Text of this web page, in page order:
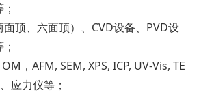
顶、六面顶）、CVD设备、PVD设
，AFM, SEM, XPS, ICP, UV-Vis, TE
应力仪等；